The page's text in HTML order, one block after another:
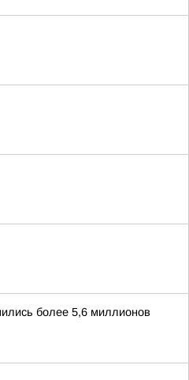
более 5,6 миллионов